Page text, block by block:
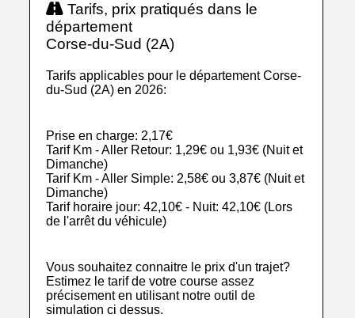
Tarifs, prix pratiqués dans le
département
Corse-du-Sud (2A)
Tarifs applicables pour le département Corse-
du-Sud (2A) en 2026:
Prise en charge: 2,17€
Tarif Km - Aller Retour: 1,29€ ou 1,93€ (Nuit et
Dimanche)
Tarif Km - Aller Simple: 2,58€ ou 3,87€ (Nuit et
Dimanche)
Tarif horaire jour: 42,10€ - Nuit: 42,10€ (Lors
de l'arrêt du véhicule)
Vous souhaitez connaitre le prix d'un trajet?
Estimez le tarif de votre course assez
précisement en utilisant notre outil de
simulation ci dessus.